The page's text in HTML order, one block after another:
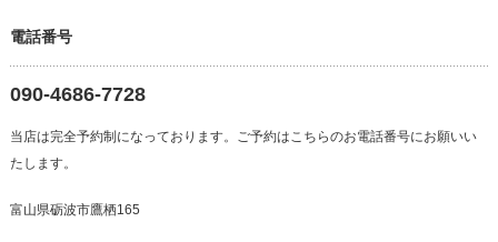
電話番号
090-4686-7728
当店は完全予約制になっております。ご予約はこちらのお電話番号にお願いい
たします。
富山県砺波市鷹栖165